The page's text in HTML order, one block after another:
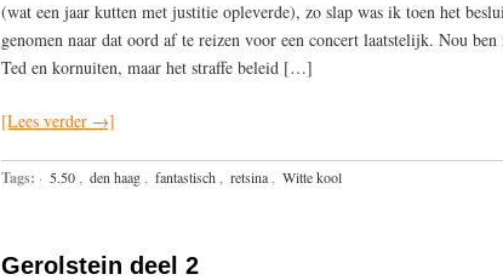
(wat een jaar kutten met justitie opleverde), zo slap was ik toen het
genomen naar dat oord af te reizen voor een concert laatstelijk. Nou
Ted en kornuiten, maar het straffe beleid […]
[Lees verder →]
Tags: · 5.50 den haag fantastisch retsina Witte kool
Gerolstein deel 2